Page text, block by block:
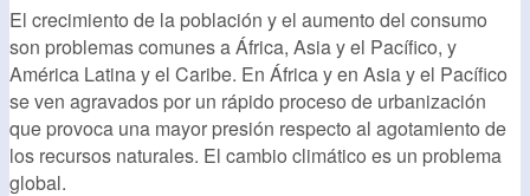
El crecimiento de la población y el aumento del consumo
son problemas comunes a África, Asia y el Pacífico, y
América Latina y el Caribe. En África y en Asia y el Pacífico
se ven agravados por un rápido proceso de urbanización
que provoca una mayor presión respecto al agotamiento de
los recursos naturales. El cambio climático es un problema
global.